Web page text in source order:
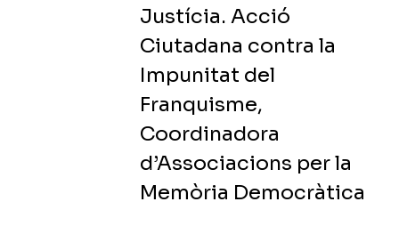
Justícia. Acció
Ciutadana contra la
Impunitat del
Franquisme,
Coordinadora
d’Associacions per la
Memòria Democràtica